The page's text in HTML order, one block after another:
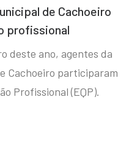
de Cachoeiro
profissional
deste ano, agentes da
Cachoeiro participaram
Profissional (EQP).